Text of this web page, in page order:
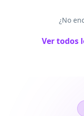
¿No
Ver todos